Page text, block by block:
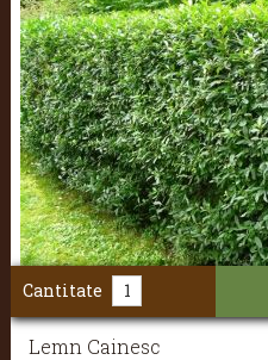
Lemn Cainesc
Cantitate